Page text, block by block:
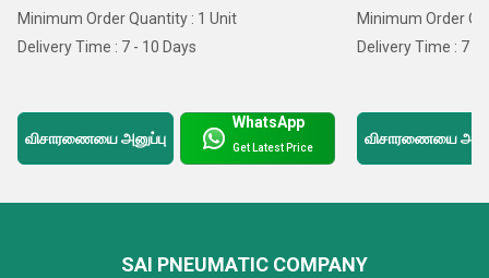
பல்வேறு வகையான தயாரிப்புகள்
உற்பத்தி குழு
போட்டி விலைகள்
செயல்பாடுகள்
Minimum Order Quantity : 1 Unit
Delivery Time : 7 - 10 Days
விசாரணையை அனுப்பு
WhatsApp
Get Latest Price
Minimum Order
Delivery Time : 7 -
விசாரணையை
SAI PNEUMATIC COMPANY